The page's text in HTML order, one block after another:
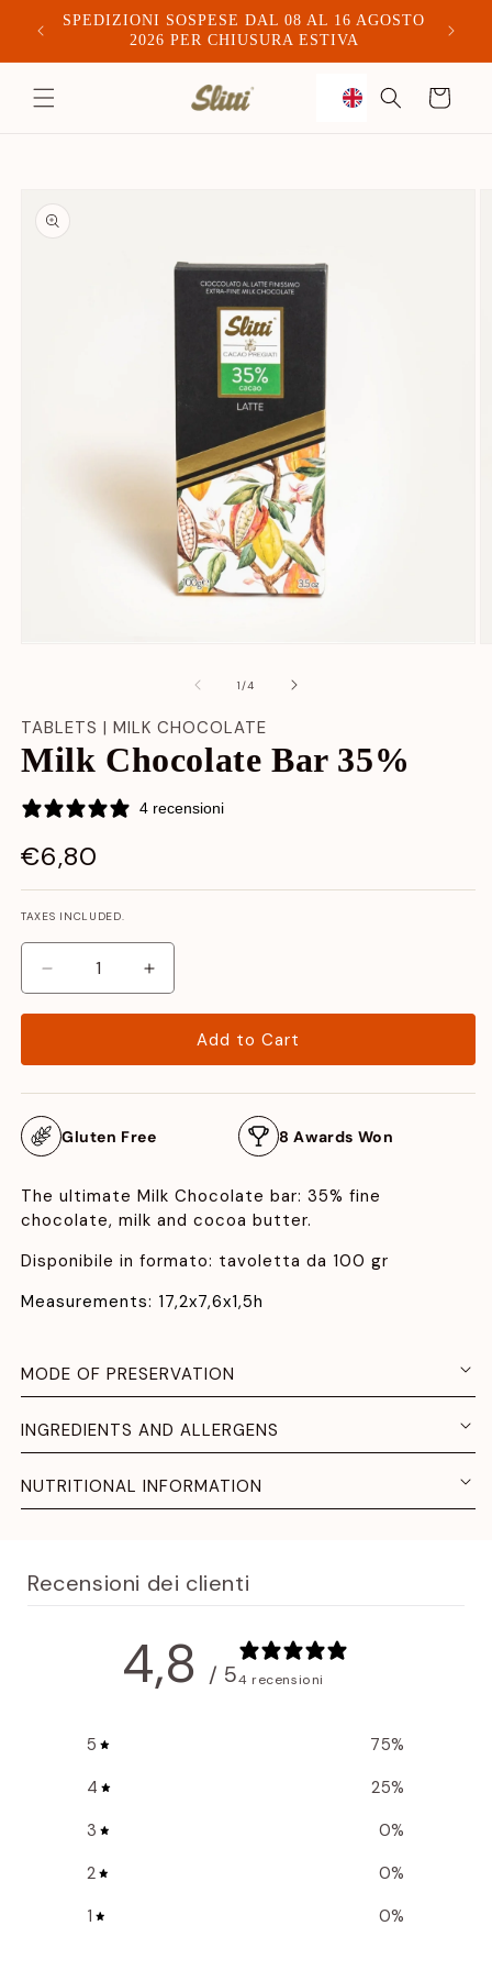
content
SPEDIZIONI SOSPESE DAL 08 AL 16 AGOSTO
2026 PER CHIUSURA ESTIVA
Trolley
product
modal
window
1 /at4
TABLETS | MILK CHOCOLATE
Milk Chocolate Bar 35%
4 recensioni
LIST
€6,80
TAXES INCLUDED.
Decrease
quantity
Chocolate
Bar
35%.
Increase
quantity
Chocolate
Bar
Add to Cart
Gluten Free 8 Awards Won
The ultimate Milk Chocolate bar: 35% fine
chocolate, milk and cocoa butter.
Disponibile in formato: tavoletta da 100 gr
Measurements: 17,2x7,6x1,5h
MODE OF PRESERVATION
INGREDIENTS AND ALLERGENS
NUTRITIONAL INFORMATION
Recensioni dei clienti
4,8 / 54 recensioni
5 75%
4
25%
3
0%
2
0%
1
0%